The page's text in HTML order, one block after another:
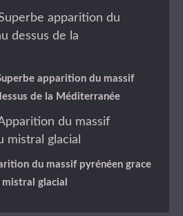
apparition du massif
de la Méditerranée
du massif pyrénéen grace
mistral glacial